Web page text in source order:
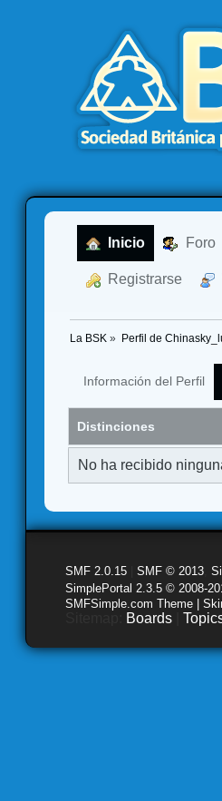
Inicio Foro
Registrarse
La BSK » Perfil de
Información del Perfil
Distinciones
No ha recibido
SMF 2.0.15 SMF © 2013
SimplePortal 2.3.5 © 2008-
SMFSimple.com Theme |
Boards